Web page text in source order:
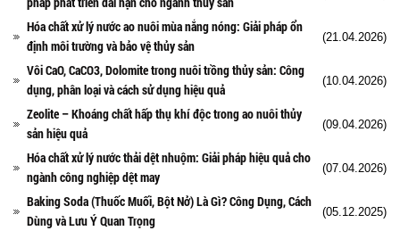
Hóa chất xử lý nước ao nuôi mùa nắng nóng: Giải pháp ổn
định môi trường và bảo vệ thủy sản
(21.04.2026)
Vôi CaO, CaCO3, Dolomite trong nuôi trồng thủy sản: Công
dụng, phân loại và cách sử dụng hiệu quả
(10.04.2026)
Zeolite – Khoáng chất hấp thụ khí độc trong ao nuôi thủy
sản hiệu quả
(09.04.2026)
Hóa chất xử lý nước thải dệt nhuộm: Giải pháp hiệu quả cho
ngành công nghiệp dệt may
(07.04.2026)
Baking Soda (Thuốc Muối, Bột Nở) Là Gì? Công Dụng, Cách
Dùng và Lưu Ý Quan Trọng
(05.12.2025)